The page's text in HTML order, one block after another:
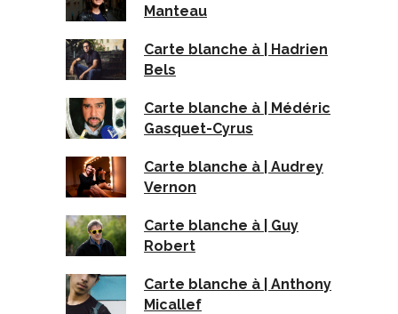
Manteau
Carte blanche à | Hadrien
Bels
Carte blanche à | Médéric
Gasquet-Cyrus
Carte blanche à | Audrey
Vernon
Carte blanche à | Guy
Robert
Carte blanche à | Anthony
Micallef